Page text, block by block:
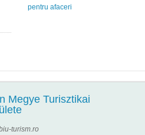
pentru afaceri
Megye Turisztikai
turism.ro